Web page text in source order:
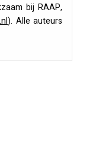
bij RAAP,
). Alle auteurs